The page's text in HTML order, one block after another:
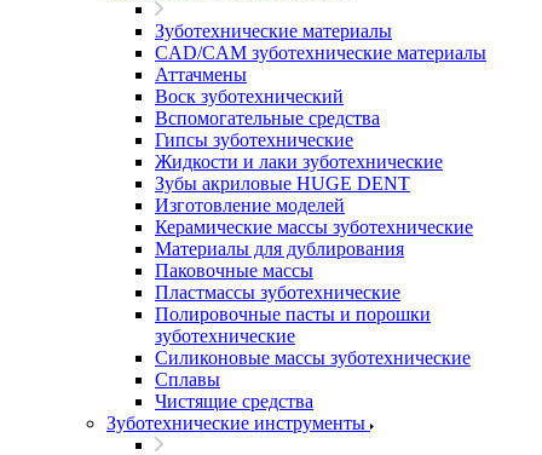
Зуботехнические материалы
CAD/CAM зуботехнические материалы
Аттачмены
Воск зуботехнический
Вспомогательные средства
Гипсы зуботехнические
Жидкости и лаки зуботехнические
Зубы акриловые HUGE DENT
Изготовление моделей
Керамические массы зуботехнические
Материалы для дублирования
Паковочные массы
Пластмассы зуботехнические
Полировочные пасты и порошки
зуботехнические
Силиконовые массы зуботехнические
Сплавы
Чистящие средства
Зуботехнические инструменты